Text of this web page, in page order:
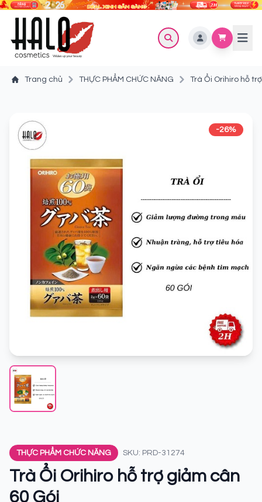
Trang chủ THỰC PHẨM CHỨC NĂNG Trà Ổi Orihiro hỗ
-26%
THỰC PHẨM CHỨC NĂNG SKU: PRD-31274
Trà Ổi Orihiro hỗ trợ giảm cân
60 Gói